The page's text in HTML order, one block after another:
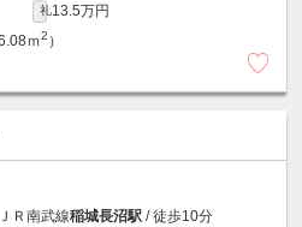
礼13.5万円
ｍ2 ）
ＪＲ南武線稲城長沼駅 / 徒歩10分